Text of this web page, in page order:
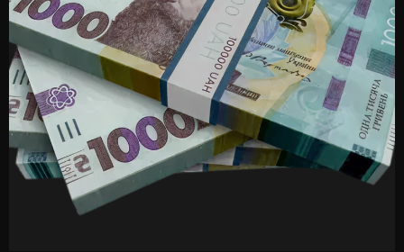
зон.
Для власника або керівника це означає, що будь-який
сценарій можна змінити без заміни замків: додали
нову людину - видали картку, змінили роль -
скоригували права, людина звільнилася -
заблокували її ідентифікатор за кілька секунд.
Як SHERIFF підбирає та
впроваджує СКУД?